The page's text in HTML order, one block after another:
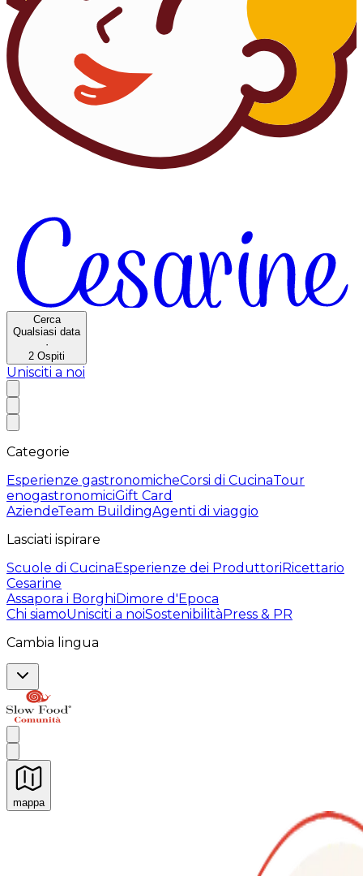
Cerca
Qualsiasi data
·
2 Ospiti
Unisciti a noi
Categorie
Esperienze gastronomicheCorsi di CucinaTour
enogastronomiciGift Card
AziendeTeam BuildingAgenti di viaggio
Lasciati ispirare
Scuole di CucinaEsperienze dei ProduttoriRicettario
Cesarine
Assapora i BorghiDimore d'Epoca
Chi siamoUnisciti a noiSostenibilitàPress & PR
Cambia lingua
mappa
Esperienze culinarie indimenticabili: Esperienze